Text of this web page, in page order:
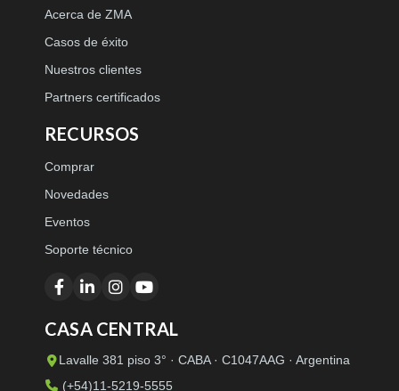
Acerca de ZMA
Casos de éxito
Nuestros clientes
Partners certificados
RECURSOS
Comprar
Novedades
Eventos
Soporte técnico
CASA CENTRAL
Lavalle 381 piso 3° · CABA · C1047AAG · Argentina
(+54)11-5219-5555